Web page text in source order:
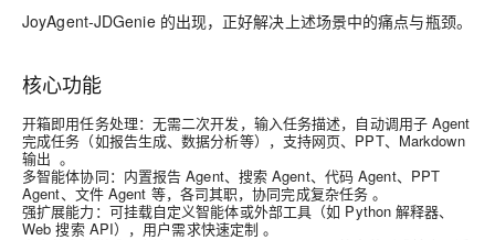
JoyAgent‑JDGenie 的出现，正好解决上述场景中的痛点与瓶颈。
核心功能
开箱即用任务处理：无需二次开发，输入任务描述，自动调用子 Agent
完成任务（如报告生成、数据分析等），支持网页、PPT、Markdown
输出 。
多智能体协同：内置报告 Agent、搜索 Agent、代码 Agent、PPT
Agent、文件 Agent 等，各司其职，协同完成复杂任务 。
强扩展能力 ：可挂载自定义智能体或外部工具（如 Python 解释器、
Web 搜索 API），用户需求快速定制 。